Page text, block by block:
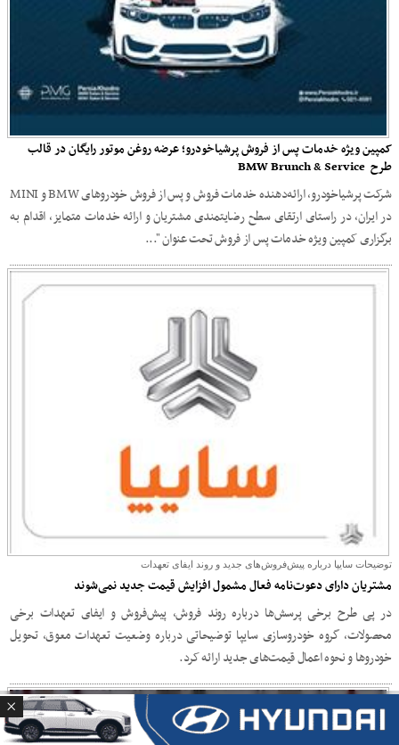
کمپین ویژه خدمات پس از فروش پرشیاخودرو؛ عرضه روغن موتور رایگان در قالب
طرح BMW Brunch & Service
شرکت پرشیاخودرو، ارائه‌دهنده خدمات فروش و پس از فروش خودروهای BMW و MINI
در ایران، در راستای ارتقای سطح رضایتمندی مشتریان و ارائه خدمات متمایز، اقدام به
برگزاری کمپین ویژه خدمات پس از فروش تحت عنوان "...
توضیحات سایپا درباره پیش‌فروش‌های جدید و روند ایفای تعهدات
مشتریان دارای دعوت‌نامه فعال مشمول افزایش قیمت جدید نمی‌شوند
در پی طرح برخی پرسش‌ها درباره روند فروش، پیش‌فروش و ایفای تعهدات برخی
محصولات، گروه خودروسازی سایپا توضیحاتی درباره وضعیت تعهدات معوق، تحویل
خودروها و نحوه اعمال قیمت‌های جدید ارائه کرد.